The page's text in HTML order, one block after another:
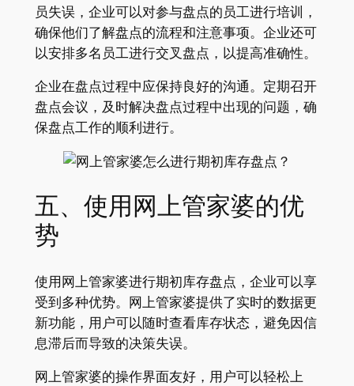
员失误，企业可以对参与盘点的员工进行培训，
确保他们了解盘点的流程和注意事项。企业还可
以安排多名员工进行交叉盘点，以提高准确性。
企业在盘点过程中应保持良好的沟通。定期召开
盘点会议，及时解决盘点过程中出现的问题，确
保盘点工作的顺利进行。
五、使用网上管家婆的优
势
使用网上管家婆进行期初库存盘点，企业可以享
受到多种优势。网上管家婆提供了实时的数据更
新功能，用户可以随时查看库存状态，避免因信
息滞后而导致的决策失误。
网上管家婆的操作界面友好，用户可以轻松上